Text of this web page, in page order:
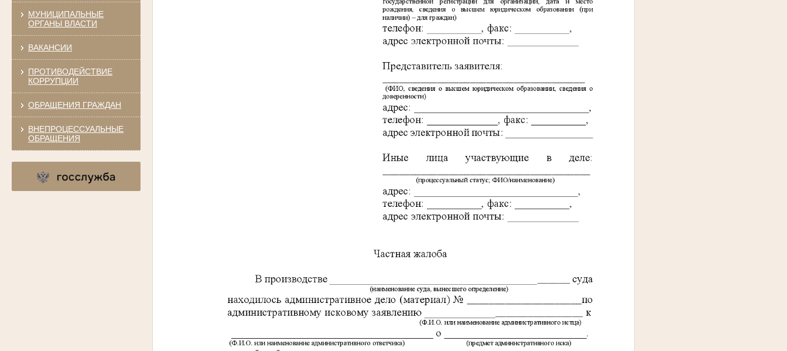
МУНИЦИПАЛЬНЫЕ
ОРГАНЫ ВЛАСТИ
ВАКАНСИИ
ПРОТИВОДЕЙСТВИЕ
КОРРУПЦИИ
ОБРАЩЕНИЯ ГРАЖДАН
ВНЕПРОЦЕССУАЛЬНЫЕ
ОБРАЩЕНИЯ